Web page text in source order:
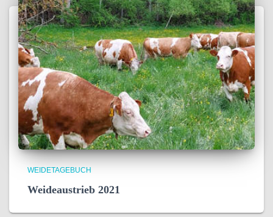
WEIDETAGEBUCH
Weideaustrieb 2021